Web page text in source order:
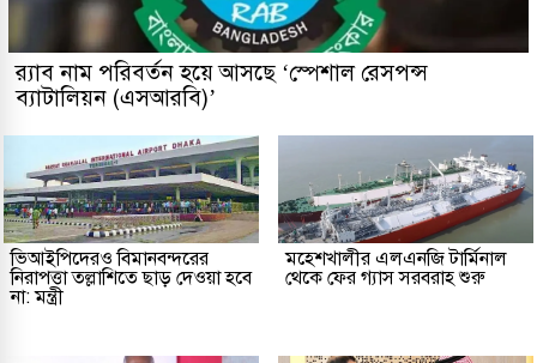
র‌্যাব নাম পরিবর্তন হয়ে আসছে ‘স্পেশাল রেসপন্স
ব্যাটালিয়ন (এসআরবি)’
ভিআইপিদেরও বিমানবন্দরের
নিরাপত্তা তল্লাশিতে ছাড় দেওয়া হবে
না: মন্ত্রী
মহেশখালীর এলএনজি টার্মিনাল
থেকে ফের গ্যাস সরবরাহ শুরু